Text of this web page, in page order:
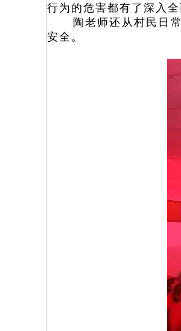
行为的危害都有了深入全
陶老师还从村民日
安全。